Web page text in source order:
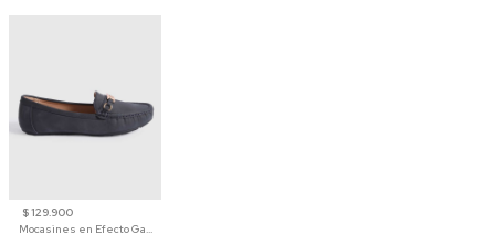
$ 129.900
Mocasines en Efecto Gamuzado Para Mujer